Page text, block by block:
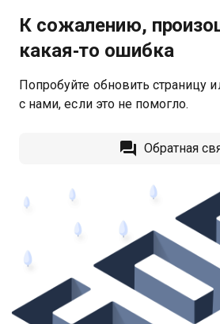
К сожалению,
какая‑то ошибка
Попробуйте обновить страницу
с нами, если это не помогло.
Обратная